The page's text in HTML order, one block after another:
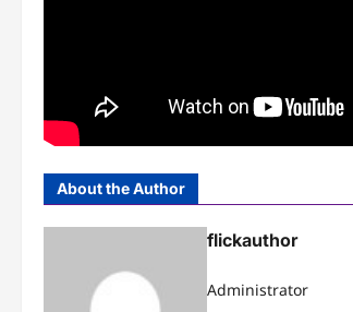
About the Author
flickauthor
Administrator